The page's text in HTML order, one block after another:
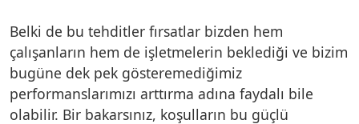
Belki de bu tehditler fırsatlar bizden hem
çalışanların hem de işletmelerin beklediği ve bizim
bugüne dek pek gösteremediğimiz
performanslarımızı arttırma adına faydalı bile
olabilir. Bir bakarsınız, koşulların bu güçlü